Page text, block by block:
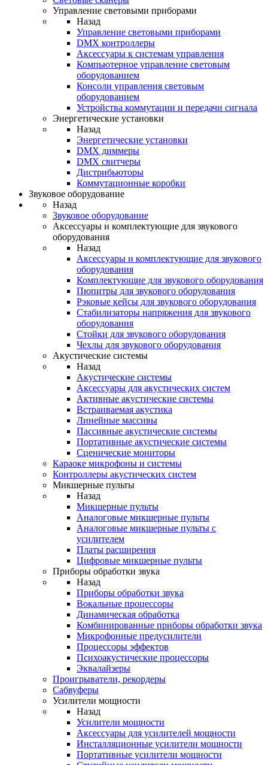
Управление световыми приборами
Назад
Управление световыми приборами
DMX контроллеры
Аксессуары к системам управления
Компьютерное управление световым
оборудованием
Консоли управления световым
оборудованием
Устройства коммутации и передачи сигнала
Энергетические установки
Назад
Энергетические установки
DMX диммеры
DMX свитчеры
Дистрибьюторы
Коммутационные коробки
Звуковое оборудование
Назад
Звуковое оборудование
Аксессуары и комплектующие для звукового
оборудования
Назад
Аксессуары и комплектующие для звукового
оборудования
Комплектующие для звукового оборудования
Пюпитры для звукового оборудования
Рэковые кейсы для звукового оборудования
Стабилизаторы напряжения для звукового
оборудования
Стойки для звукового оборудования
Чехлы для звукового оборудования
Акустические системы
Назад
Акустические системы
Аксессуары для акустических систем
Активные акустические системы
Встраиваемая акустика
Линейные массивы
Пассивные акустические системы
Портативные акустические системы
Сценические мониторы
Караоке микрофоны и системы
Контроллеры акустических систем
Микшерные пульты
Назад
Микшерные пульты
Аналоговые микшерные пульты
Аналоговые микшерные пульты с
усилителем
Платы расширения
Цифровые микшерные пульты
Приборы обработки звука
Назад
Приборы обработки звука
Вокальные процессоры
Динамическая обработка
Комбинированные приборы обработки звука
Микрофонные предусилители
Процессоры эффектов
Психоакустические процессоры
Эквалайзеры
Проигрыватели, рекордеры
Сабвуферы
Усилители мощности
Назад
Усилители мощности
Аксессуары для усилителей мощности
Инсталляционные усилители мощности
Портативные усилители мощности